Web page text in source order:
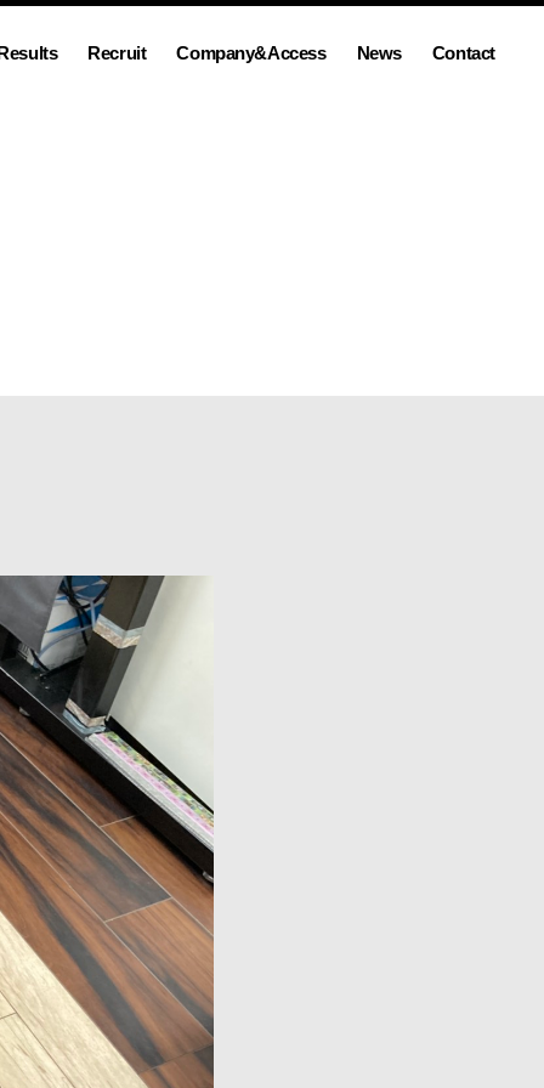
Recruit Company&Access News Contact